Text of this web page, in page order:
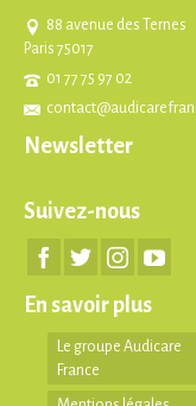
88 avenue des Ternes
Paris 75017
01 77 75 97 02
Newsletter
Suivez-nous
En savoir plus
Le groupe Audicare
France